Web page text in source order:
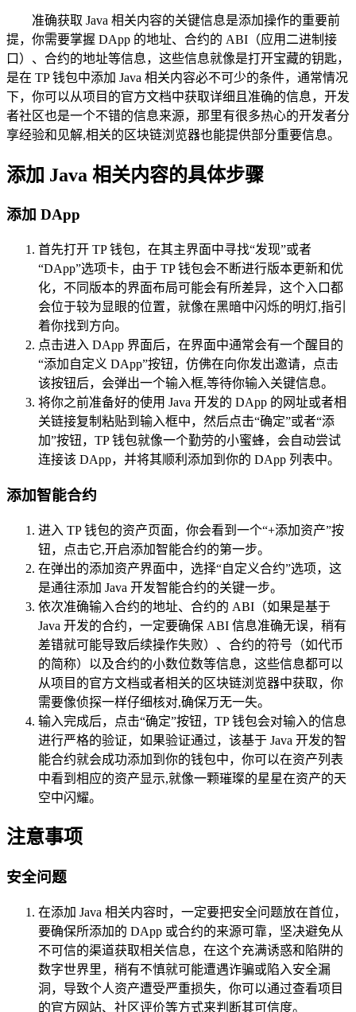
准确获取 Java 相关内容的关键信息是添加操作的重要前
提，你需要掌握 DApp 的地址、合约的 ABI（应用二进制接
口）、合约的地址等信息，这些信息就像是打开宝藏的钥匙，
是在 TP 钱包中添加 Java 相关内容必不可少的条件，通常情况
下，你可以从项目的官方文档中获取详细且准确的信息，开发
者社区也是一个不错的信息来源，那里有很多热心的开发者分
享经验和见解,相关的区块链浏览器也能提供部分重要信息。
添加 Java 相关内容的具体步骤
添加 DApp
首先打开 TP 钱包，在其主界面中寻找“发现”或者
“DApp”选项卡，由于 TP 钱包会不断进行版本更新和优
化，不同版本的界面布局可能会有所差异，这个入口都
会位于较为显眼的位置，就像在黑暗中闪烁的明灯,指引
着你找到方向。
点击进入 DApp 界面后，在界面中通常会有一个醒目的
“添加自定义 DApp”按钮，仿佛在向你发出邀请，点击
该按钮后，会弹出一个输入框,等待你输入关键信息。
将你之前准备好的使用 Java 开发的 DApp 的网址或者相
关链接复制粘贴到输入框中，然后点击“确定”或者“添
加”按钮，TP 钱包就像一个勤劳的小蜜蜂，会自动尝试
连接该 DApp，并将其顺利添加到你的 DApp 列表中。
添加智能合约
进入 TP 钱包的资产页面，你会看到一个“+添加资产”按
钮，点击它,开启添加智能合约的第一步。
在弹出的添加资产界面中，选择“自定义合约”选项，这
是通往添加 Java 开发智能合约的关键一步。
依次准确输入合约的地址、合约的 ABI（如果是基于
Java 开发的合约，一定要确保 ABI 信息准确无误，稍有
差错就可能导致后续操作失败）、合约的符号（如代币
的简称）以及合约的小数位数等信息，这些信息都可以
从项目的官方文档或者相关的区块链浏览器中获取，你
需要像侦探一样仔细核对,确保万无一失。
输入完成后，点击“确定”按钮，TP 钱包会对输入的信息
进行严格的验证，如果验证通过，该基于 Java 开发的智
能合约就会成功添加到你的钱包中，你可以在资产列表
中看到相应的资产显示,就像一颗璀璨的星星在资产的天
空中闪耀。
注意事项
安全问题
在添加 Java 相关内容时，一定要把安全问题放在首位，
要确保所添加的 DApp 或合约的来源可靠，坚决避免从
不可信的渠道获取相关信息，在这个充满诱惑和陷阱的
数字世界里，稍有不慎就可能遭遇诈骗或陷入安全漏
洞，导致个人资产遭受严重损失，你可以通过查看项目
的官方网站、社区评价等方式来判断其可信度。